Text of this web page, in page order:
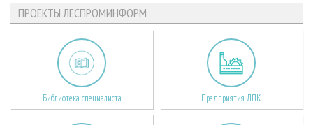
ПРОЕКТЫ ЛЕСПРОМИНФОРМ
Библиотека специалиста Предприятия ЛПК